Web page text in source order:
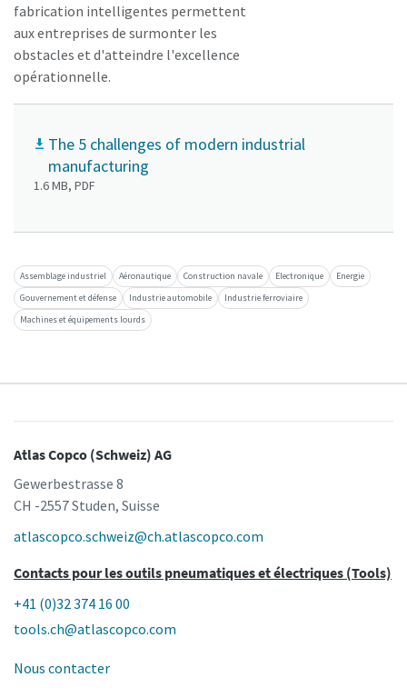
fabrication intelligentes permettent
aux entreprises de surmonter les
obstacles et d'atteindre l'excellence
opérationnelle.
The 5 challenges of modern industrial
manufacturing
1.6 MB, PDF
Assemblage industriel Aéronautique Construction navale Electronique
Energie
Gouvernement et défense
Industrie automobile
Industrie ferroviaire
Machines et équipements lourds
Atlas Copco (Schweiz) AG
Gewerbestrasse 8
CH -2557 Studen, Suisse
atlascopco.schweiz@ch.atlascopco.com
Contacts pour les outils pneumatiques et électriques (Tools)
+41 (0)32 374 16 00
tools.ch@atlascopco.com
Nous contacter